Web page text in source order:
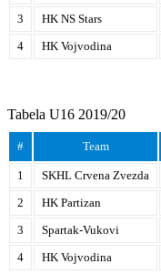
3
HK NS Stars
4
HK Vojvodina
Tabela U16 2019/20
# Team
1 SKHL Crvena Zvezda
2
HK Partizan
3
Spartak-Vukovi
4
HK Vojvodina